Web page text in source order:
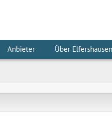
Anbieter Über Elfershausen